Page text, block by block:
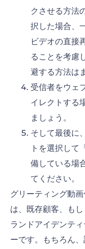
クさせる方法
択した場合、
ビデオの直接
ることを考慮
避する方法は
受信者をウェ
イレクトする
ましょう。
そして最後に
トを選択して
備している場
てください。
グリーティング動
は、既存顧客、も
ランドアイデンテ
ーです。もちろん